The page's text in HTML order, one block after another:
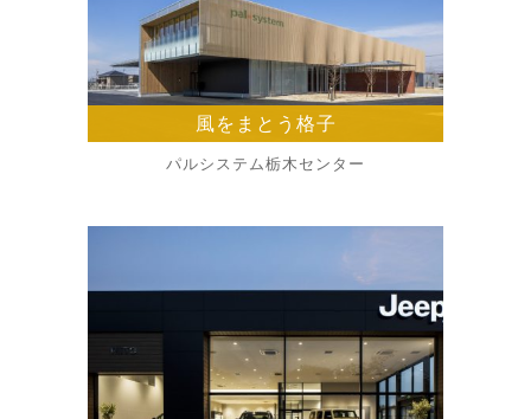
風をまとう格子
パルシステム栃木センター